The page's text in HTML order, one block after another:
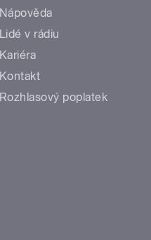
Nápověda
Lidé v rádiu
Kariéra
Kontakt
Rozhlasový poplatek